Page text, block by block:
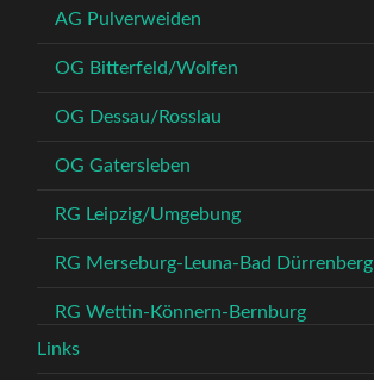
AG Pulverweiden
OG Bitterfeld/Wolfen
OG Dessau/Rosslau
OG Gatersleben
RG Leipzig/Umgebung
RG Merseburg-Leuna-Bad Dürrenberg
RG Wettin-Könnern-Bernburg
Links